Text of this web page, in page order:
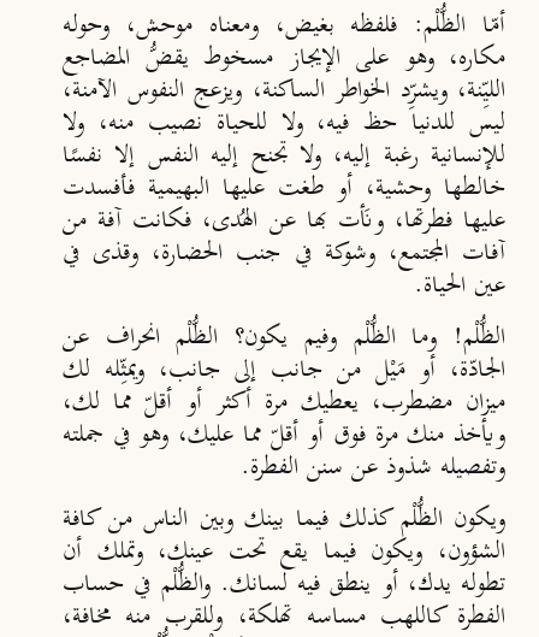
أمّا الظُّلْم: فلفظه بغيض، ومعناه موحش، وحوله
مكاره، وهو على الإيجاز مسخوط يقض المضاجع
اللينة، ويشرد الخواطر الساكنة، ويزعج النفوس الآمنة،
ليس للدنيا حظ فيه، ولا للحياة نصيب منه، ولا
للإنسانية رغبة إليه، ولا تجنح إليه النفس إلا نفسًا
خالطها وحشية، أو طغت عليها البهيمية فأفسدت
عليها فطرتها، ونَأت بها عن الهُدى، فكانت آفة من
آفات المجتمع، وشوكة في جنب الحضارة، وقذى في
عين الحياة.
الظُّلْم! وما الظُّلْم وفيم يكون؟ الظُّلْم انحراف عن
الجادّة، أو مَيْل من جانب إلى جانب، ويمثِّله لك
ميزان مضطرب، يعطيك مرة أكثر أو أقلّ مما لك،
ويأخذ منك مرة فوق أو أقلّ مما عليك، وهو في جملته
وتفصيله شذوذ عن سنن الفطرة.
ويكون الظُّلْم كذلك فيما بينك وبين الناس من كافة
الشؤون، ويكون فيما يقع تحت عينك، وتملك أن
تطوله يدك، أو ينطق فيه لسانك. والظُّلْم في حساب
الفطرة كاللهب مساسه تهلكة، وللقرب منه مخافة،